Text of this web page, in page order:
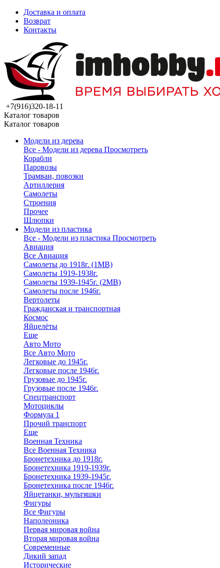
Доставка и оплата
Возврат
Контакты
+7(916)320-18-11
Каталог товаров
Каталог товаров
Модели из дерева
Все - Модели из дерева Просмотреть
Корабли
Паровозы
Трамваи, повозки
Артиллерия
Самолеты
Строения
Прочее
Шлюпки
Модели из пластика
Все - Модели из пластика Просмотреть
Авиация
Все Авиация
Самолеты до 1918г. (1МВ)
Самолеты 1919-1938г.
Самолеты 1939-1945г. (2МВ)
Самолеты после 1946г.
Вертолеты
Гражданская и транспортная
Космос
Яйцелёты
Еще
Авто Мото
Все Авто Мото
Легковые до 1945г.
Легковые после 1946г.
Грузовые до 1945г.
Грузовые после 1946г.
Спецтранспорт
Мотоциклы
Формула 1
Прочий транспорт
Еще
Военная Техника
Все Военная Техника
Бронетехника до 1918г.
Бронетехника 1919-1939г.
Бронетехника 1939-1945г.
Бронетехника после 1946г.
Яйцетанки, мультяшки
Фигуры
Все Фигуры
Наполеоника
Первая мировая война
Вторая мировая война
Современные
Дикий запад
Исторические